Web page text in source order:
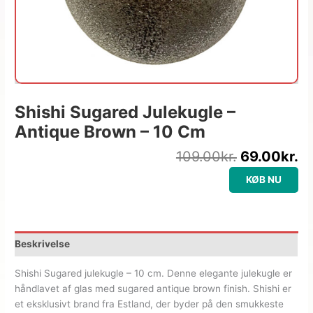
Shishi Sugared Julekugle –
Antique Brown – 10 Cm
109.00kr. 69.00kr.
KØB NU
Beskrivelse
Shishi Sugared julekugle – 10 cm. Denne elegante julekugle er
håndlavet af glas med sugared antique brown finish. Shishi er
et eksklusivt brand fra Estland, der byder på den smukkeste